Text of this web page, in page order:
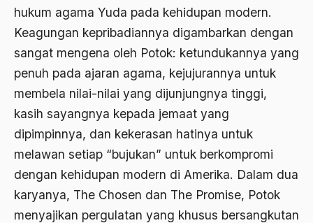
hukum agama Yuda pada kehidupan modern.
Keagungan kepribadiannya digambarkan dengan
sangat mengena oleh Potok: ketundukannya yang
penuh pada ajaran agama, kejujurannya untuk
membela nilai-nilai yang dijunjungnya tinggi,
kasih sayangnya kepada jemaat yang
dipimpinnya, dan kekerasan hatinya untuk
melawan setiap “bujukan” untuk berkompromi
dengan kehidupan modern di Amerika. Dalam dua
karyanya, The Chosen dan The Promise, Potok
menyajikan pergulatan yang khusus bersangkutan
akhlak
Akhlaq
Akidah
Aktivis
Aktivis Muda
akulturasi
akulturasi budaya
Al Asnawi